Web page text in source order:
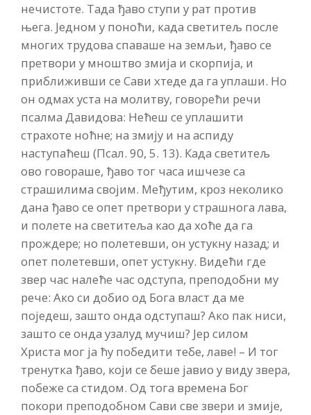
нечистоте. Тада ђаво ступи у рат против
њега. Једном у поноћи, када светитељ после
многих трудова спаваше на земљи, ђаво се
претвори у мноштво змија и скорпија, и
приближивши се Сави хтеде да га уплаши. Но
он одмах уста на молитву, говорећи речи
псалма Давидова: Нећеш се уплашити
страхоте ноћне; на змију и на аспиду
наступаћеш (Псал. 90, 5. 13). Када светитељ
ово говораше, ђаво тог часа ишчезе са
страшилима својим. Међутим, кроз неколико
дана ђаво се опет претвори у страшнога лава,
и полете на светитеља као да хоће да га
прождере; но полетевши, он устукну назад; и
опет полетевши, опет устукну. Видећи где
звер час налеће час одступа, преподобни му
рече: Ако си добио од Бога власт да ме
поједеш, зашто онда одступаш? Ако пак ниси,
зашто се онда узалуд мучиш? Јер силом
Христа мог ја ћу победити тебе, лаве! – И тог
тренутка ђаво, који се беше јавио у виду звера,
побеже са стидом. Од тога времена Бог
покори преподобном Сави све звери и змије,